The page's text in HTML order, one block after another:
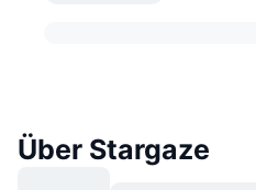
Über Stargaze